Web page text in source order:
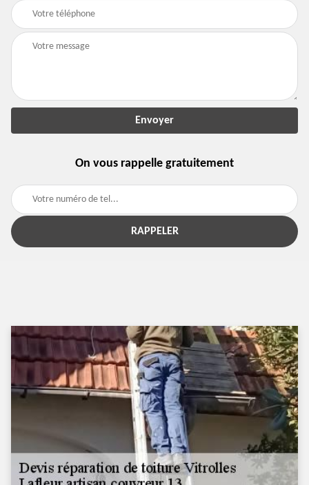
On vous rappelle gratuitement